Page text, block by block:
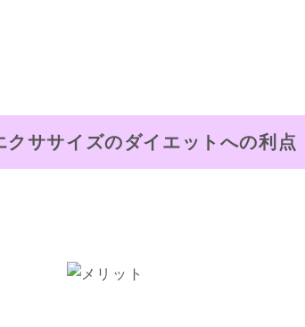
ササイズのダイエットへの利点